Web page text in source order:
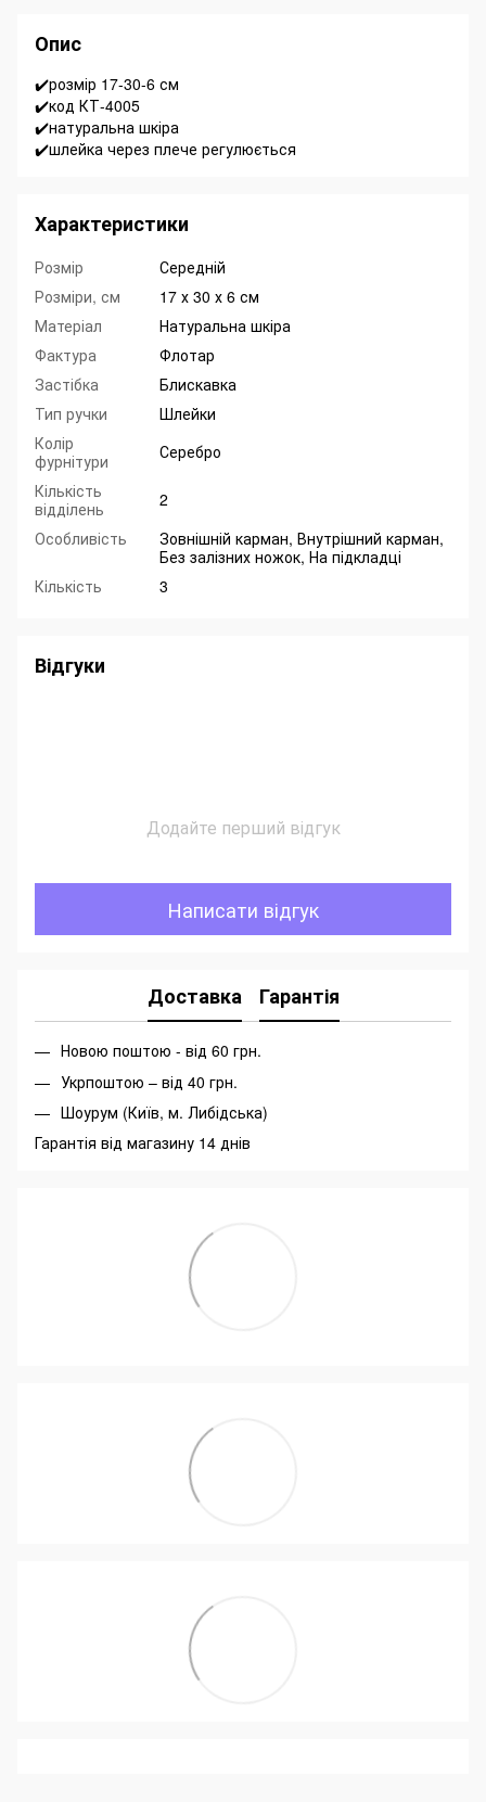
Опис
✔️розмір 17-30-6 см
✔️код КТ-4005
✔️натуральна шкіра
✔️шлейка через плече регулюється
Характеристики
Розмір
Середній
Розміри, см
17 х 30 х 6 см
Матеріал
Натуральна шкіра
Фактура
Флотар
Застібка
Блискавка
Тип ручки
Шлейки
Колір
фурнітури
Серебро
Кількість
відділень
2
Особливість
Зовнішній карман, Внутрішний карман,
Без залізних ножок, На підкладці
Кількість
3
Відгуки
Додайте перший відгук
Написати відгук
Доставка Гарантія
Новою поштою - від 60 грн.
Укрпоштою – від 40 грн.
Шоурум (Київ, м. Либідська)
Гарантія від магазину 14 днів